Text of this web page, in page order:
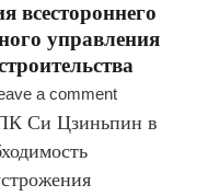
всестороннего
управления
a comment
Си Цзиньпин в